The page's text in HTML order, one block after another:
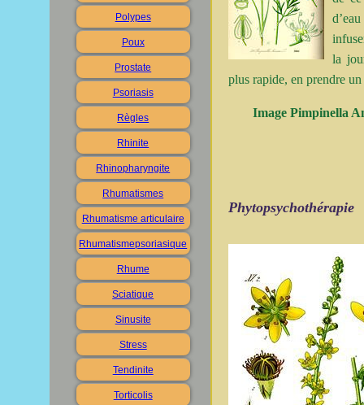
Polypes
Poux
Prostate
Psoriasis
Règles
Rhinite
Rhinopharyngite
Rhumatismes
Rhumatisme articulaire
Rhumatismepsoriasique
Rhume
Sciatique
Sinusite
Stress
Tendinite
Torticolis
la
plus rapide, en prendre
Image Pimpinella
Phytopsychothérapie